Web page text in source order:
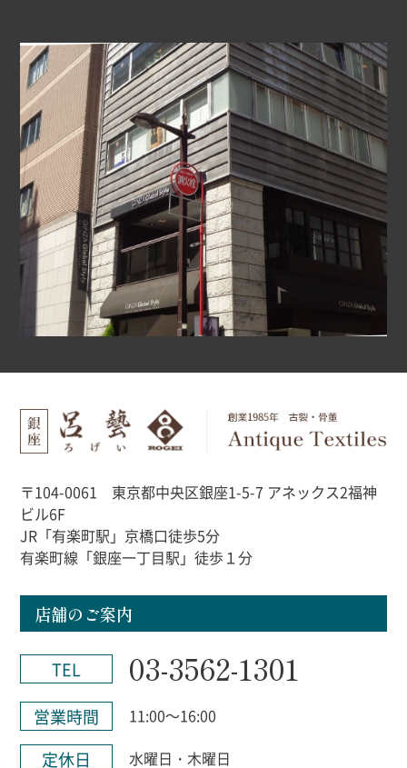
〒104-0061 東京都中央区銀座1-5-7 アネックス2福神
ビル6F
JR「有楽町駅」京橋口徒歩5分
有楽町線「銀座一丁目駅」徒歩１分
店舗のご案内
TEL 03-3562-1301
営業時間 11:00～16:00
定休日 水曜日・木曜日